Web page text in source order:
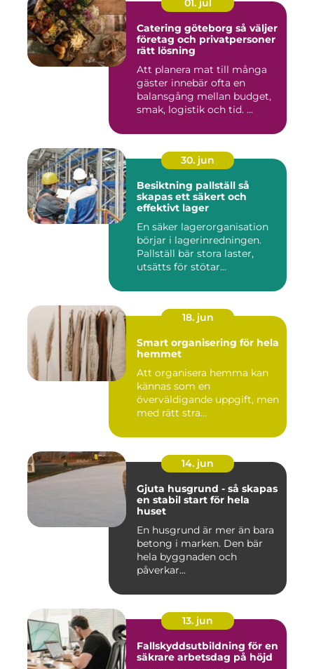
01. jul
Catering göteborg så väljer
företag och privatpersoner
rätt lösning
Att planera mat till många
gäster innebär ofta en
balansgång mellan budget,
smak, logistik och tid. ...
30. jun
Besiktning pallställ så
skapas ett säkert och
effektivt lager
En säker lagerorganisation
börjar i lagerinredningen.
Pallställ bär stora laster,
utsätts för stötar...
18. jun
Smart organisering för hela
hemmet
Att organisera hemma kan
kännas som en
överväldigande uppgift, men
med rätt stra...
14. jun
Gjuta husgrund - så skapas
en stabil start för hela
huset
En husgrund är mer än bara
betong i marken. Den bär
hela byggnaden och
påverkar...
13. jun
Fallskyddsutbildning för en
säkrare arbetsdag på höjd